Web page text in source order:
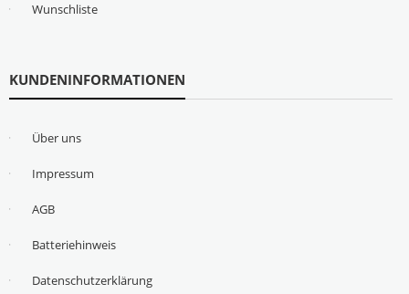
Wunschliste
KUNDENINFORMATIONEN
Über uns
Impressum
AGB
Batteriehinweis
Datenschutzerklärung